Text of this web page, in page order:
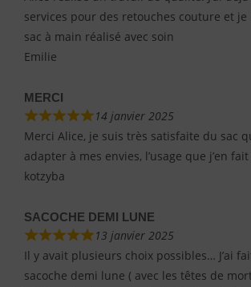
services pour des retouches couture et
sac à main réalisé avec soin
Emilie
MERCI
14 janvier 2025
Merci Alice, je suis très satisfaite du sac
adapter à mes envies, l’usage que j’en
kotzyba
SACOCHE DEMI LUNE
13 janvier 2025
Il y avait plusieurs choix possibles… J’ai
sacoche demi lune ( avec les têtes de